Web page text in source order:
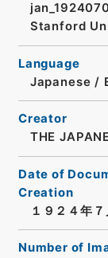
Stanford
Language
Japanese /
Creator
THE
Date of
Creation
１９２４年
Number of